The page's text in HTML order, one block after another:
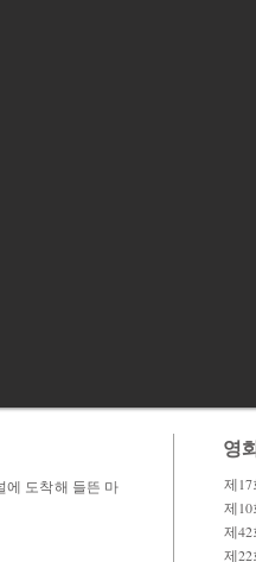
에 도착해 들뜬 마
영
제
제
제
제